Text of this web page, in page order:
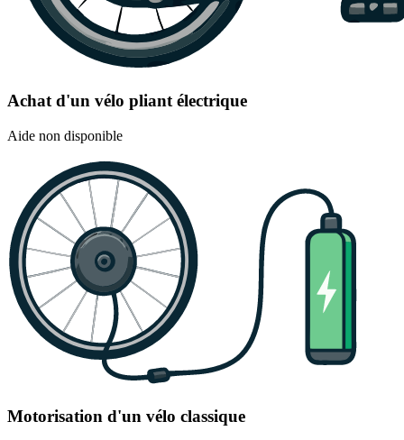
Achat d'un vélo pliant électrique
Aide non disponible
Motorisation d'un vélo classique